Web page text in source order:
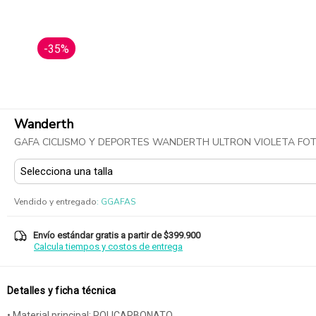
-35%
Wanderth
GAFA CICLISMO Y DEPORTES WANDERTH ULTRON VIOLETA
Vendido y entregado: GGAFAS
Envío estándar gratis a partir de $399.900
Calcula tiempos y costos de entrega
Detalles y ficha técnica